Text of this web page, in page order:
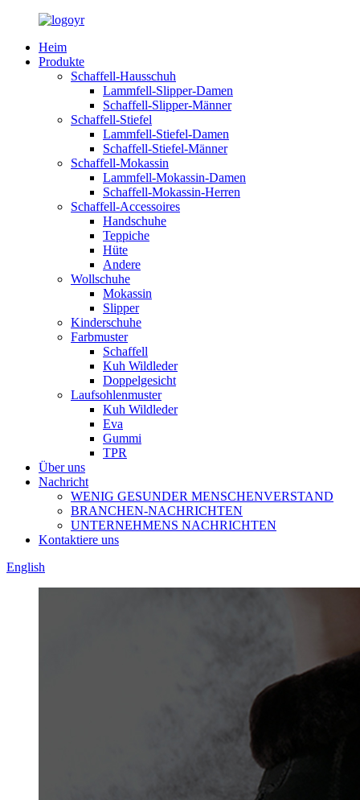
Heim
Produkte
Schaffell-Hausschuh
Lammfell-Slipper-Damen
Schaffell-Slipper-Männer
Schaffell-Stiefel
Lammfell-Stiefel-Damen
Schaffell-Stiefel-Männer
Schaffell-Mokassin
Lammfell-Mokassin-Damen
Schaffell-Mokassin-Herren
Schaffell-Accessoires
Handschuhe
Teppiche
Hüte
Andere
Wollschuhe
Mokassin
Slipper
Kinderschuhe
Farbmuster
Schaffell
Kuh Wildleder
Doppelgesicht
Laufsohlenmuster
Kuh Wildleder
Eva
Gummi
TPR
Über uns
Nachricht
WENIG GESUNDER MENSCHENVERSTAND
BRANCHEN-NACHRICHTEN
UNTERNEHMENS NACHRICHTEN
Kontaktiere uns
English